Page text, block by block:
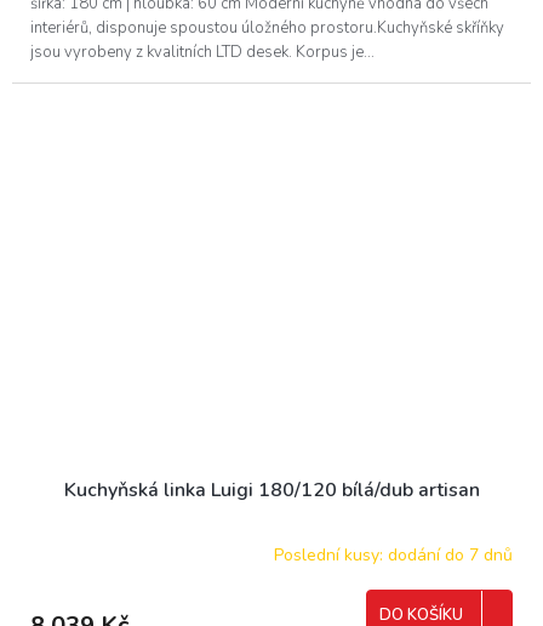
interiérů, disponuje spoustou úložného prostoru.Kuchyňské skříňky
jsou vyrobeny z kvalitních LTD desek. Korpus je...
Kuchyňská linka Luigi 180/120 bílá/dub artisan
Poslední kusy: dodání do 7 dnů
DO KOŠÍKU